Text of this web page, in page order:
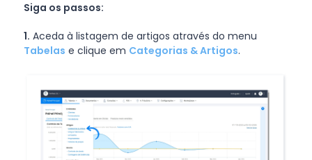
Siga os passos:
1. Aceda à listagem de artigos através do menu
Tabelas e clique em Categorias & Artigos.